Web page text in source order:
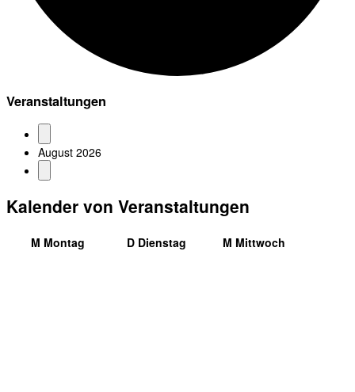
Veranstaltungen
August 2026
Kalender von Veranstaltungen
M Montag D Dienstag M Mittwoch